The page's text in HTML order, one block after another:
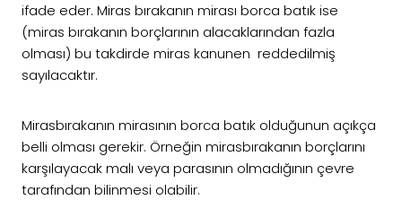
ifade eder. Miras bırakanın mirası borca batık ise
(miras bırakanın borçlarının alacaklarından fazla
olması) bu takdirde miras kanunen reddedilmiş
sayılacaktır.
Mirasbırakanın mirasının borca batık olduğunun açıkça
belli olması gerekir. Örneğin mirasbırakanın borçlarını
karşılayacak malı veya parasının olmadığının çevre
tarafından bilinmesi olabilir.